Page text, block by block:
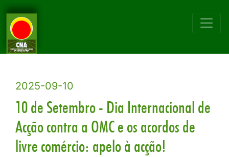
2025-09-10
10 de Setembro - Dia Internacional de
Acção contra a OMC e os acordos de
livre comércio: apelo à acção!